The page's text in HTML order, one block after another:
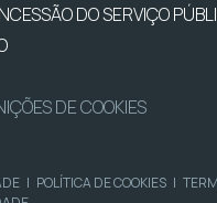
DO SERVIÇO
DE COOKIES
| POLÍTICA DE COOKIES |